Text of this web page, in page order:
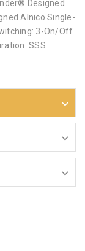
Designed
Alnico Single-
3-On/Off
SSS